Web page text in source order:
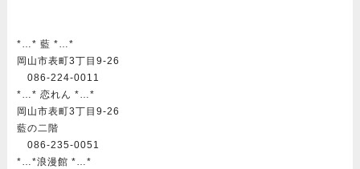
*…* 藍 *…*
岡山市表町3丁目9-26
086-224-0011
*…* 恋れん *…*
岡山市表町3丁目9-26
藍の二階
086-235-0051
*…*浪漫館 *…*